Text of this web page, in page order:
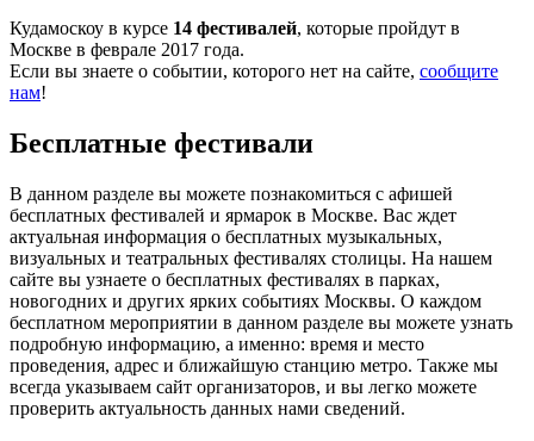
Кудамоскоу в курсе 14 фестивалей, которые пройдут в
Москве в феврале 2017 года.
Если вы знаете о событии, которого нет на сайте, сообщите
нам!
Бесплатные фестивали
В данном разделе вы можете познакомиться с афишей
бесплатных фестивалей и ярмарок в Москве. Вас ждет
актуальная информация о бесплатных музыкальных,
визуальных и театральных фестивалях столицы. На нашем
сайте вы узнаете о бесплатных фестивалях в парках,
новогодних и других ярких событиях Москвы. О каждом
бесплатном мероприятии в данном разделе вы можете узнать
подробную информацию, а именно: время и место
проведения, адрес и ближайшую станцию метро. Также мы
всегда указываем сайт организаторов, и вы легко можете
проверить актуальность данных нами сведений.